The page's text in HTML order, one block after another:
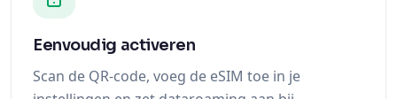
Eenvoudig activeren
Scan de QR-code, voeg de eSIM toe in je